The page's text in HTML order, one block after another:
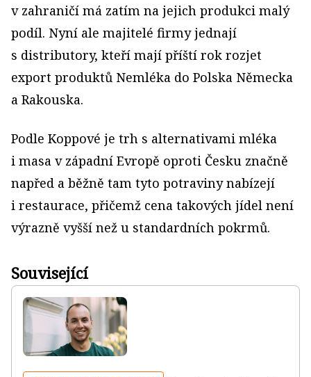
v zahraničí má zatím na jejich produkci malý
podíl. Nyní ale majitelé firmy jednají
s distributory, kteří mají příští rok rozjet
export produktů Nemléka do Polska Německa
a Rakouska.
Podle Koppové je trh s alternativami mléka
i masa v západní Evropě oproti Česku značně
napřed a běžně tam tyto potraviny nabízejí
i restaurace, přičemž cena takových jídel není
výrazně vyšší než u standardních pokrmů.
Související